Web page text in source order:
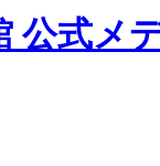
公式メ